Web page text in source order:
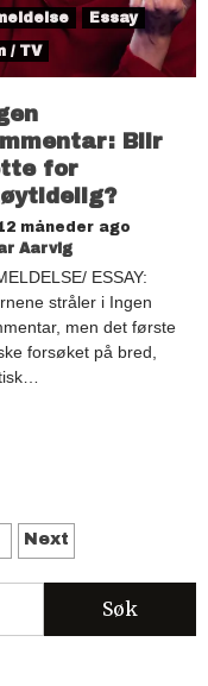
Essay
/ TV
Blir
for
måneder ago
Aarvig
ESSAY:
stråler i Ingen
men det første
forsøket på bred,
Next